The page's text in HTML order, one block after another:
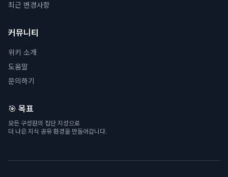
최근 변경사항
커뮤니티
위키 소개
도움말
문의하기
🎯 목표
모든 구성원의 집단 지성으로
더 나은 지식 공유 환경을 만들어갑니다.